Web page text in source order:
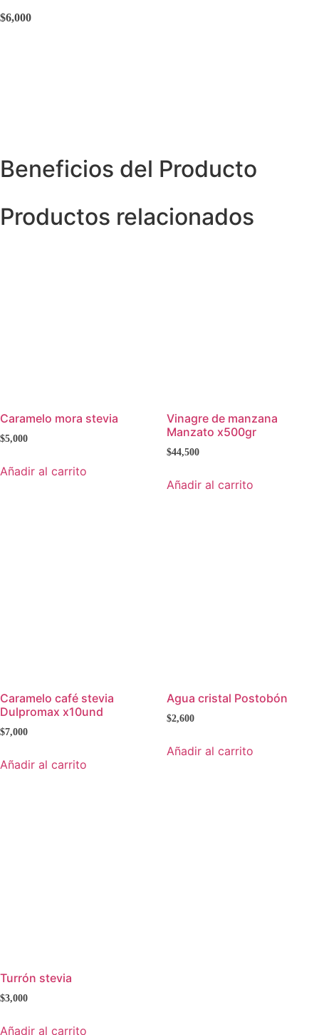
$6,000
Beneficios del Producto
Productos relacionados
Caramelo mora stevia
$5,000
Añadir al carrito
Vinagre de manzana
Manzato x500gr
$44,500
Añadir al carrito
Caramelo café stevia
Dulpromax x10und
$7,000
Añadir al carrito
Agua cristal Postobón
$2,600
Añadir al carrito
Turrón stevia
$3,000
Añadir al carrito